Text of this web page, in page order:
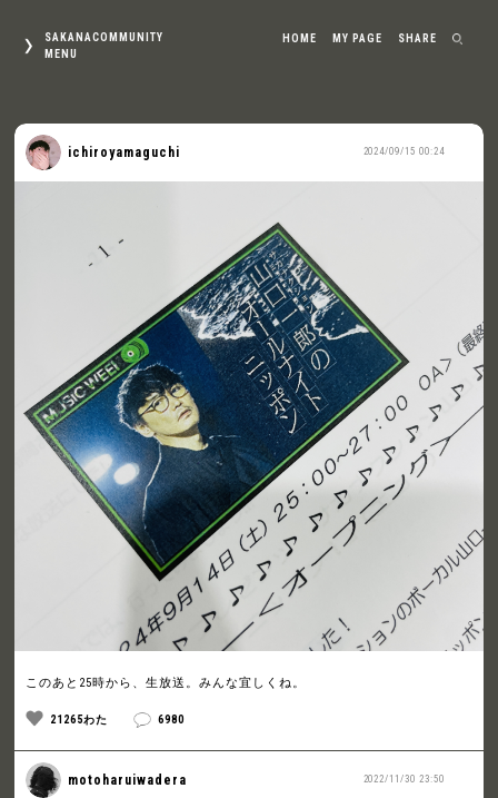
SAKANACOMMUNITY
MENU
HOME MY PAGE SHARE
2024/09/15 00:24
ichiroyamaguchi
このあと25時から、生放送。みんな宜しくね。
21265わた 6980
2022/11/30 23:50
motoharuiwadera